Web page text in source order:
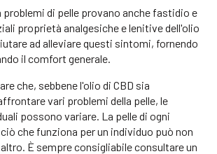
di pelle provano anche fastidio e
proprietà analgesiche e lenitive dell'olio
ad alleviare questi sintomi, fornendo
il comfort generale.
che, sebbene l'olio di CBD sia
vari problemi della pelle, le
possono variare. La pelle di ogni
che funziona per un individuo può non
È sempre consigliabile consultare un